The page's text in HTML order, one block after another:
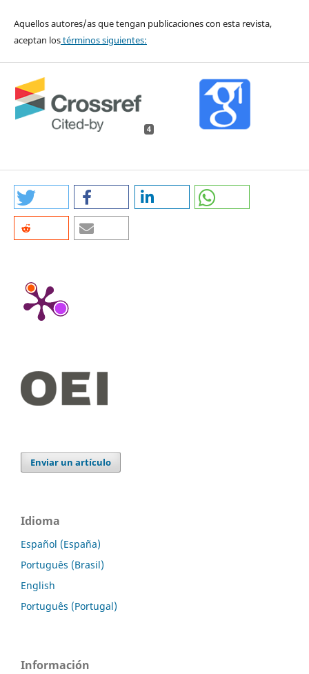
Aquellos autores/as que tengan publicaciones con esta revista,
aceptan lostérminos siguientes:
4
Enviar un artículo
Idioma
Español (España)
Português (Brasil)
English
Português (Portugal)
Información